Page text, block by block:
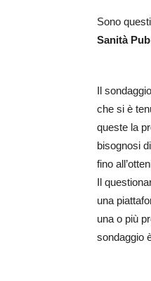
Sono
Sanità
Il
che si è
queste la
bisognosi
fino
Il
una
una o più
sondaggio